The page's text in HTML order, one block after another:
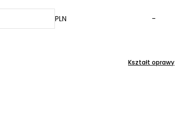
PLN -
Kształt oprawy